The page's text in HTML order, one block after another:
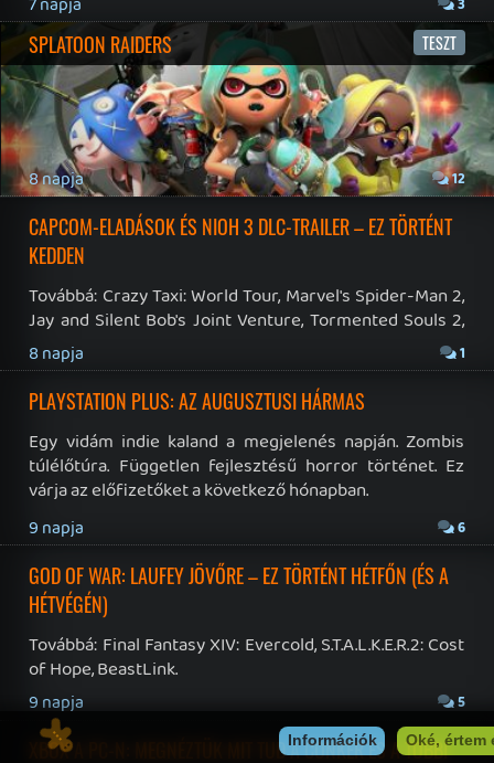
19 éve videójáték minden nap! Copyright 365 Media Kft
Impresszum | Hirdetési ajánlatunk |
Felhasználási feltételek | Adatvédelmi elveink |
Sütik
Cikkek Podcastok
Gaming Fórum | Offtopic Fórum
Instagram
| Youtube | Facebook
|
Twitter | Patreon